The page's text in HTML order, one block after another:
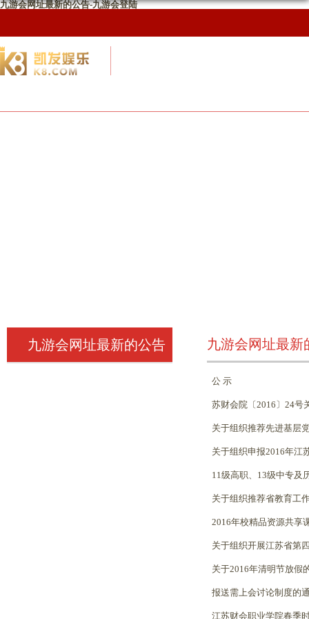
九游会网址最新的公告-九游会登陆
九游会网址最新的公告 九游会网址最新
公 示
苏财会院〔2016〕24号
关于组织推荐先进基层
关于组织申报2016年江
11级高职、13级中专及
关于组织推荐省教育工
2016年校精品资源共享
关于组织开展江苏省第
关于2016年清明节放假
报送需上会讨论制度的
江苏财会职业学院春季